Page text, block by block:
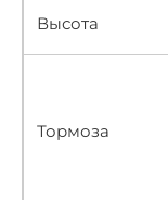
Высота
Тормоза